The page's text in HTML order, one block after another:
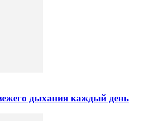
дыхания каждый день